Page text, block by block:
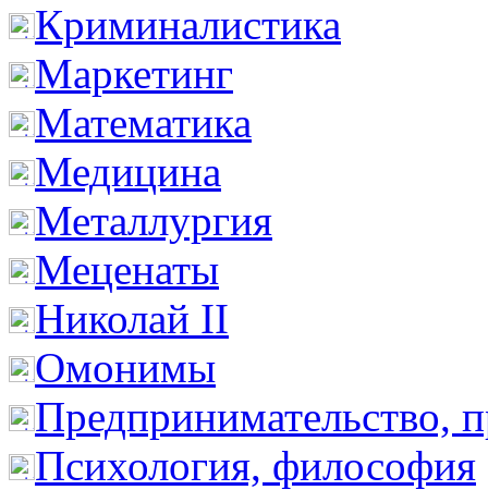
Криминалистика
Маркетинг
Математика
Медицина
Металлургия
Меценаты
Николай II
Омонимы
Предпринимательство,
Психология, философия